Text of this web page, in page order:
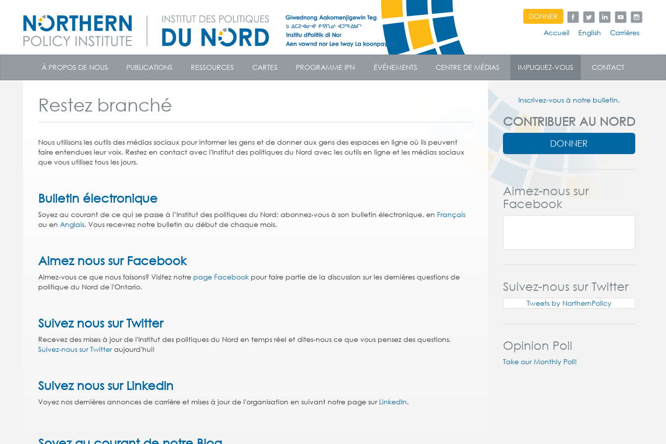
content
DONNER
Accueil
English Carrières
À PROPOS DE NOUS PUBLICATIONS RESSOURCES CARTES PROGRAMME IPN ÉVÉNEMENTS CENTRE DE MÉDIAS IMPLIQUEZ-VOUS CONTACT
Restez branché
Nous utilisons les outils des médias sociaux pour informer les gens et de donner aux gens des espaces en ligne où ils peuvent
faire entendues leur voix. Restez en contact avec l'Institut des politiques du Nord avec les outils en ligne et les médias sociaux
que vous utilisez tous les jours.
Bulletin électronique
Soyez au courant de ce qui se passe à l’Institut des politiques du Nord; abonnez-vous à son bulletin électronique, en Français
ou en Anglais. Vous recevrez notre bulletin au début de chaque mois.
Aimez nous sur Facebook
Aimez-vous ce que nous faisons? Visitez notre page Facebook pour faire partie de la discussion sur les dernières questions de
politique du Nord de l'Ontario.
Suivez nous sur Twitter
Recevez des mises à jour de l'Institut des politiques du Nord en temps réel et dites-nous ce que vous pensez des questions.
Suivez-nous sur Twitteraujourd'hui!
Suivez nous sur LinkedIn
Voyez nos dernières annonces de carrière et mises à jour de l'organisation en suivant notre page surLinkedIn.
Inscrivez-vous à notre bulletin.
CONTRIBUER AU NORD
DONNER
Aimez-nous sur
Facebook
Suivez-nous sur Twitter
Tweets by NorthernPolicy
Opinion Poll
Take our Monthly Poll!